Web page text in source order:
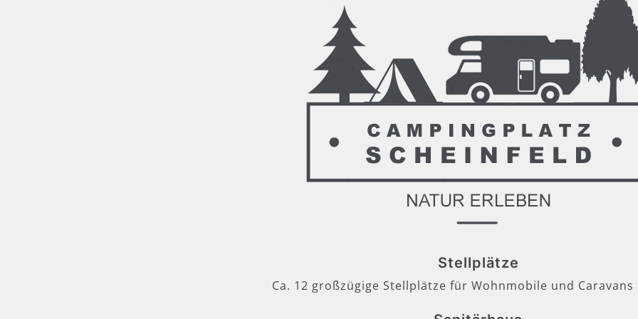
Stellplätze
Ca. 12 großzügige Stellplätze für Wohnmobile und Caravans